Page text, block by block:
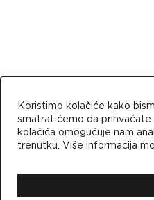
Koristimo kolačiće kako
smatrat ćemo da prihvaćate
kolačića omogućuje nam
trenutku. Više informacija